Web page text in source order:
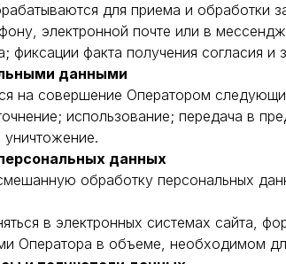
для приема и обработки
электронной почте или в
фиксации факта получения согласия и
данными
на совершение Оператором
использование; передача в
данных
обработку персональных
в электронных системах сайта,
Оператора в объеме, необходимом